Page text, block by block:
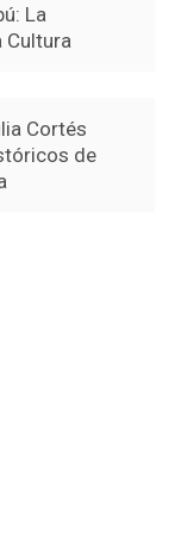
La
Cultura
Cortés
de